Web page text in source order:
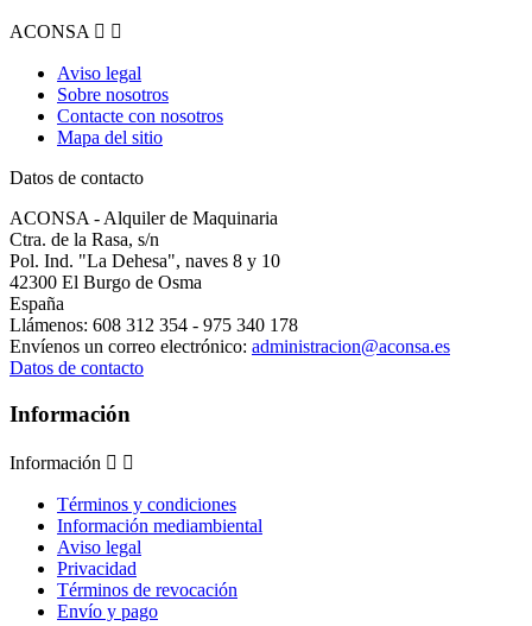
ACONSA  
Aviso legal
Sobre nosotros
Contacte con nosotros
Mapa del sitio
Datos de contacto
ACONSA - Alquiler de Maquinaria
Ctra. de la Rasa, s/n
Pol. Ind. "La Dehesa", naves 8 y 10
42300 El Burgo de Osma
España
Llámenos: 608 312 354 - 975 340 178
Envíenos un correo electrónico: administracion@aconsa.es
Datos de contacto
Información
Información  
Términos y condiciones
Información mediambiental
Aviso legal
Privacidad
Términos de revocación
Envío y pago